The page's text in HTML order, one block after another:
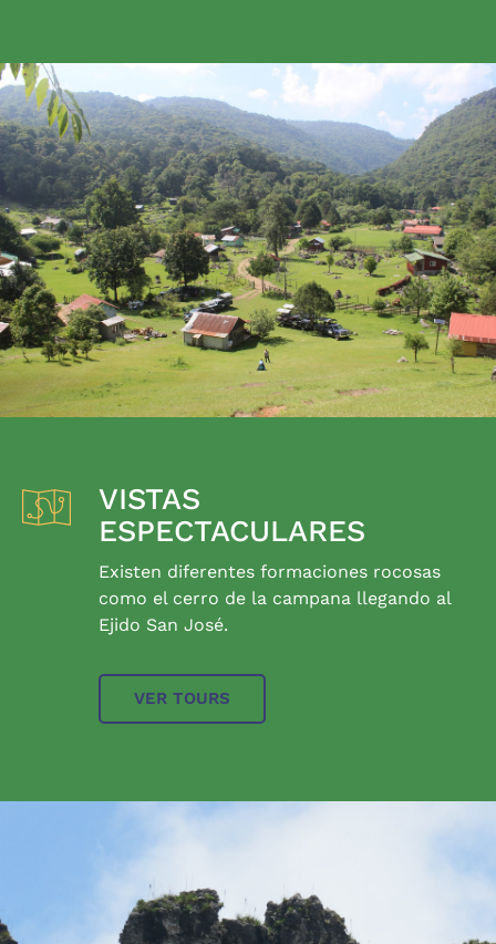
VISTAS
ESPECTACULARES
Existen diferentes formaciones rocosas
como el cerro de la campana llegando al
Ejido San José.
VER TOURS